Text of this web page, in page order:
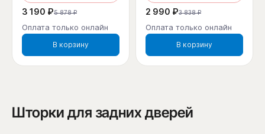
3 190 ₽5 878 ₽
Оплата только онлайн
В корзину
2 990 ₽3 838 ₽
Оплата только онлайн
В корзину
Шторки для задних дверей